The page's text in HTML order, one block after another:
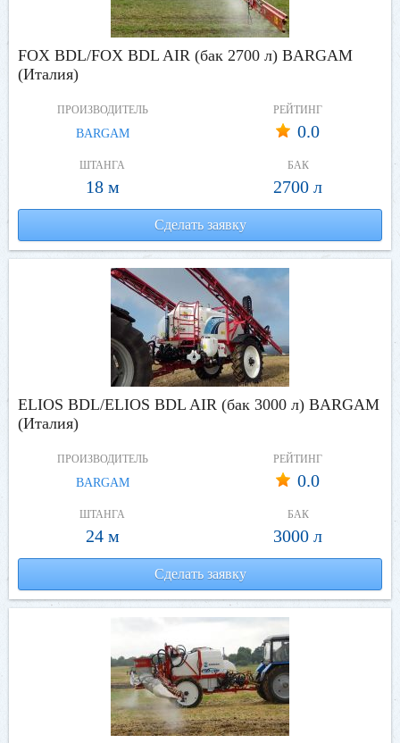
FOX BDL/FOX BDL AIR (бак 2700 л) BARGAM
(Италия)
ПРОИЗВОДИТЕЛЬ
BARGAM
РЕЙТИНГ
0.0
ШТАНГА
18 м
БАК
2700 л
Сделать заявку
ELIOS BDL/ELIOS BDL AIR (бак 3000 л) BARGAM
(Италия)
ПРОИЗВОДИТЕЛЬ
BARGAM
РЕЙТИНГ
0.0
ШТАНГА
24 м
БАК
3000 л
Сделать заявку